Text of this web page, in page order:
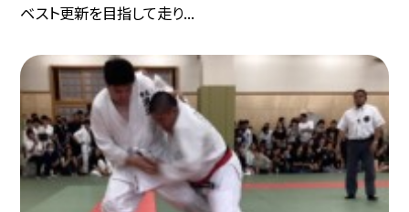
ベスト更新を目指して走り...